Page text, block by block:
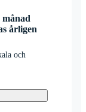
årligen
och